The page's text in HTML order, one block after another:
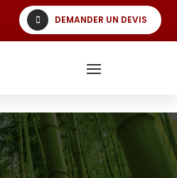
DEMANDER UN DEVIS